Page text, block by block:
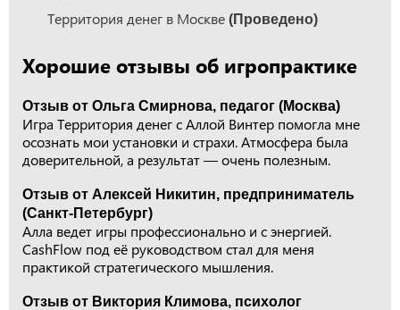
Территория денег в Москве (Проведено)
Хорошие отзывы об игропрактике
Отзыв от Ольга Смирнова, педагог (Москва)
Игра Территория денег с Аллой Винтер помогла мне
осознать мои установки и страхи. Атмосфера была
доверительной, а результат — очень полезным.
Отзыв от Алексей Никитин, предприниматель
(Санкт-Петербург)
Алла ведет игры профессионально и с энергией.
CashFlow под её руководством стал для меня
практикой стратегического мышления.
Отзыв от Виктория Климова, психолог